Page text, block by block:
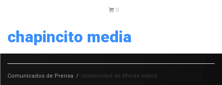
0
chapincito media
Comunicados de Prensa / Universidad de Rhode Island